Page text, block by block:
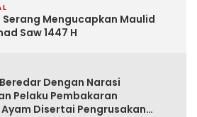
Serang Mengucapkan Maulid
Saw 1447 H
Dengan Narasi
Pelaku Pembakaran
Disertai Pengrusakan